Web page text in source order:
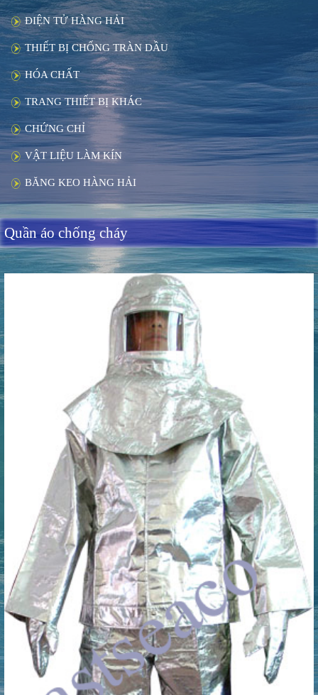
ĐIỆN TỬ HÀNG HẢI
THIẾT BỊ CHỐNG TRÀN DẦU
HÓA CHẤT
TRANG THIẾT BỊ KHÁC
CHỨNG CHỈ
VẬT LIỆU LÀM KÍN
BĂNG KEO HÀNG HẢI
Quần áo chống cháy